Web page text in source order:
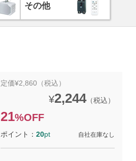
その他
定価¥2,860（税込）
¥2,244（税込）
21%OFF
ポイント：20pt 自社在庫なし